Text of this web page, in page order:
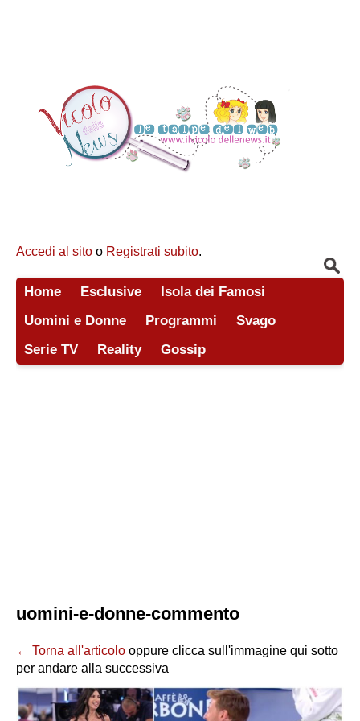
Accedi al sito o Registrati subito.
Home Esclusive
Isola dei Famosi
Uomini e Donne
Programmi
Svago
Serie TV
Reality Gossip
uomini-e-donne-commento
← Torna all'articolo oppure clicca sull'immagine qui sotto
per andare alla successiva